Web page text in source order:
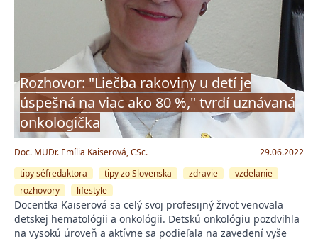
Rozhovor: "Liečba rakoviny u detí je
úspešná na viac ako 80 %," tvrdí uznávaná
onkologička
Doc. MUDr. Emília Kaiserová, CSc.
29.06.2022
tipy séfredaktora
tipy zo Slovenska zdravie
vzdelanie
rozhovory
lifestyle
Docentka Kaiserová sa celý svoj profesijný život venovala
detskej hematológii a onkológii. Detskú onkológiu pozdvihla
na vysokú úroveň a aktívne sa podieľala na zavedení vyše